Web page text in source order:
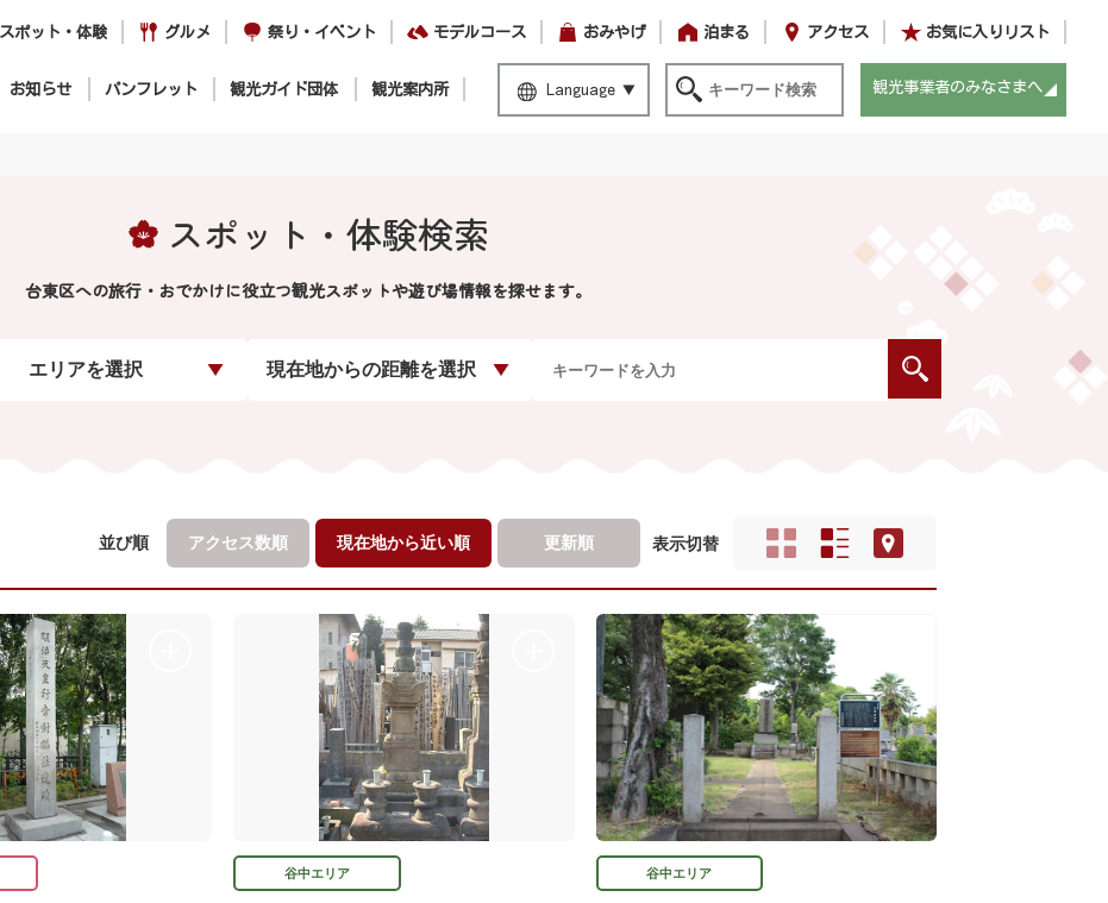
スポット・体験 グルメ 祭り・イベント モデルコース おみやげ 泊まる アクセス お気に入りリスト
お知らせ パンフレット 観光ガイド団体 観光案内所 Language 観光事業者のみなさまへ
スポット・体験検索
台東区への旅行・おでかけに役立つ観光スポットや遊び場情報を探せます。
エリアを選択 現在地からの距離を選択
並び順 アクセス数順 現在地から近い順 更新順 表示切替
谷中エリア 谷中エリア